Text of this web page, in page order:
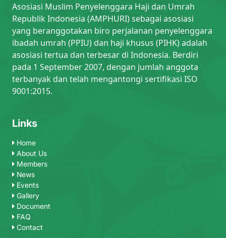
Asosiasi Muslim Penyelenggara Haji dan Umrah
Republik Indonesia (AMPHURI) sebagai asosiasi
yang beranggotakan biro perjalanan penyelenggara
ibadah umrah (PPIU) dan haji khusus (PIHK) adalah
asosiasi tertua dan terbesar di Indonesia. Berdiri
pada 1 September 2007, dengan jumlah anggota
terbanyak dan telah mengantongi sertifikasi ISO
9001:2015.
Links
Home
About Us
Members
News
Events
Gallery
Document
FAQ
Contact